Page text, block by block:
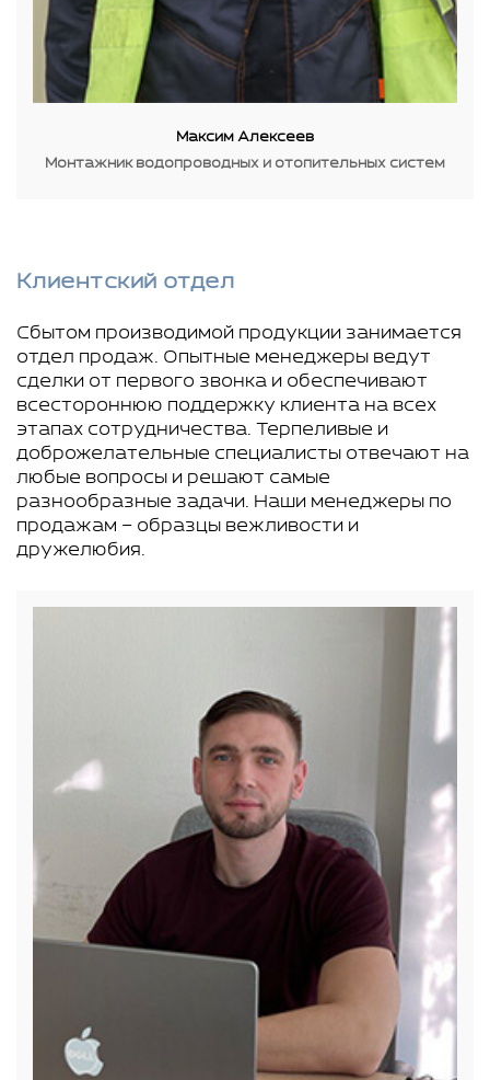
Максим Алексеев
Монтажник водопроводных и отопительных систем
Клиентский отдел
Сбытом производимой продукции занимается
отдел продаж. Опытные менеджеры ведут
сделки от первого звонка и обеспечивают
всестороннюю поддержку клиента на всех
этапах сотрудничества. Терпеливые и
доброжелательные специалисты отвечают на
любые вопросы и решают самые
разнообразные задачи. Наши менеджеры по
продажам – образцы вежливости и
дружелюбия.